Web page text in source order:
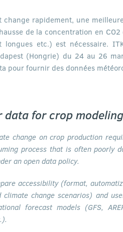
change rapidement, une
de la concentration en
longues etc.) est nécessaire.
(Hongrie) du 24 au 26
pour fournir des données
data for crop
change on crop production
process that is often poorly
an open data policy.
accessibility (format,
change scenarios) and
forecast models (GFS,